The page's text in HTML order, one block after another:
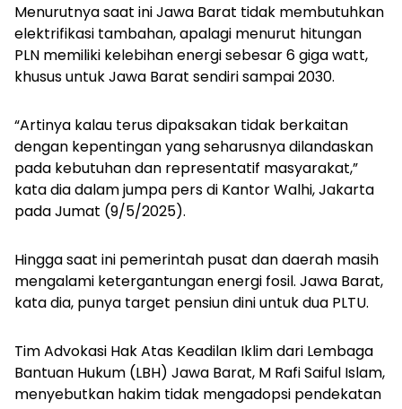
Menurutnya saat ini Jawa Barat tidak membutuhkan
elektrifikasi tambahan, apalagi menurut hitungan
PLN memiliki kelebihan energi sebesar 6 giga watt,
khusus untuk Jawa Barat sendiri sampai 2030.
“Artinya kalau terus dipaksakan tidak berkaitan
dengan kepentingan yang seharusnya dilandaskan
pada kebutuhan dan representatif masyarakat,”
kata dia dalam jumpa pers di Kantor Walhi, Jakarta
pada Jumat (9/5/2025).
Hingga saat ini pemerintah pusat dan daerah masih
mengalami ketergantungan energi fosil. Jawa Barat,
kata dia, punya target pensiun dini untuk dua PLTU.
Tim Advokasi Hak Atas Keadilan Iklim dari Lembaga
Bantuan Hukum (LBH) Jawa Barat, M Rafi Saiful Islam,
menyebutkan hakim tidak mengadopsi pendekatan